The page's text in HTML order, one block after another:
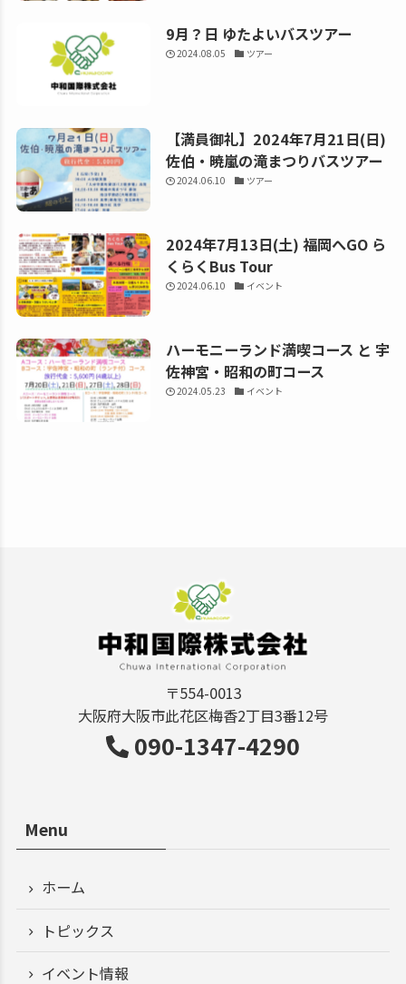
9月？日 ゆたよいバスツアー
2024.08.05 ツアー
【満員御礼】2024年7月21日(日)
佐伯・暁嵐の滝まつりバスツアー
2024.06.10 ツアー
2024年7月13日(土) 福岡へGO ら
くらくBus Tour
2024.06.10 イベント
ハーモニーランド満喫コース と 宇
佐神宮・昭和の町コース
2024.05.23 イベント
〒554-0013
大阪府大阪市此花区梅香2丁目3番12号
090-1347-4290
Menu
ホーム
トピックス
イベント情報